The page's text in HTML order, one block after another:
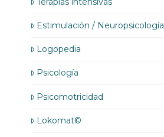
Estimulación / Neuropsicología
Logopedia
Psicología
Psicomotricidad
Lokomat©